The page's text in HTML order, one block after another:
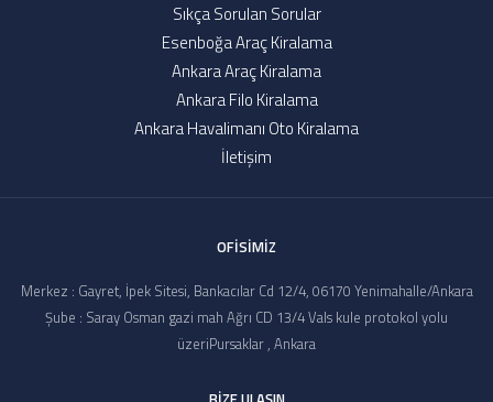
Sıkça Sorulan Sorular
Esenboğa Araç Kiralama
Ankara Araç Kiralama
Ankara Filo Kiralama
Ankara Havalimanı Oto Kiralama
İletişim
OFİSİMİZ
Merkez : Gayret, İpek Sitesi, Bankacılar Cd 12/4, 06170 Yenimahalle/Ankara
Şube : Saray Osman gazi mah Ağrı CD 13/4 Vals kule protokol yolu
üzeriPursaklar , Ankara